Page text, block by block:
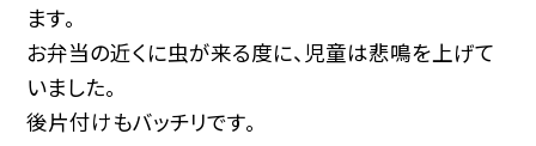
ます。
お弁当の近くに虫が来る度に、児童は悲鳴を上げて
いました。
後片付けもバッチリです。